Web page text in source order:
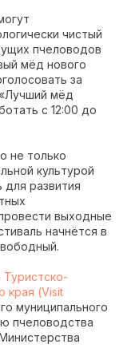
чистый
пчеловодов
мёд нового
за
мёд
с 12:00 до
не только
культурой
для развития
выходные
начнётся в
Туристско-
края (Visit
муниципального
пчеловодства